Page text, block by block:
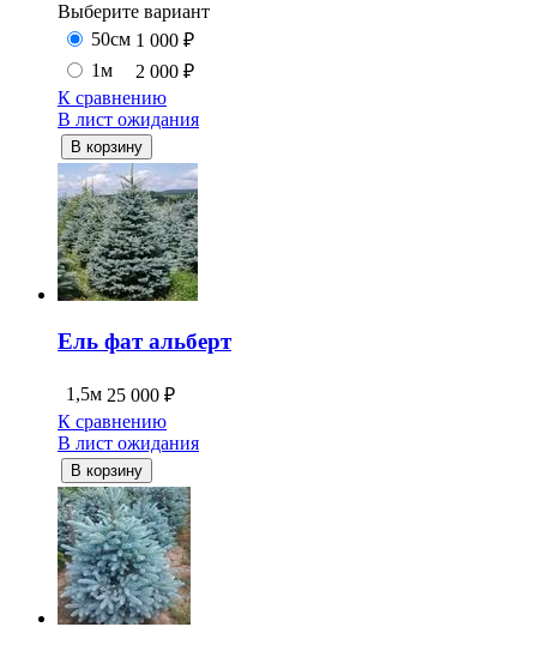
Выберите вариант
50см 1 000 ₽
1м
2 000 ₽
К сравнению
В лист ожидания
В корзину
Ель фат альберт
1,5м 25 000 ₽
К сравнению
В лист ожидания
В корзину